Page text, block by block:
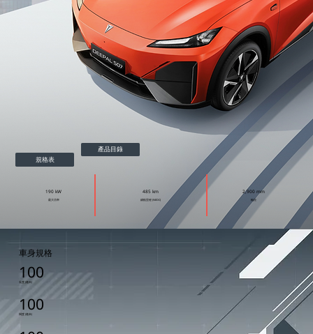
190 kW
​最大功率
485 km
續航里程 (NEDC)
2,900 mm
​軸距
規格表
產品目錄
​車身規格
100
長度 (毫米)
100
闊度 (毫米)